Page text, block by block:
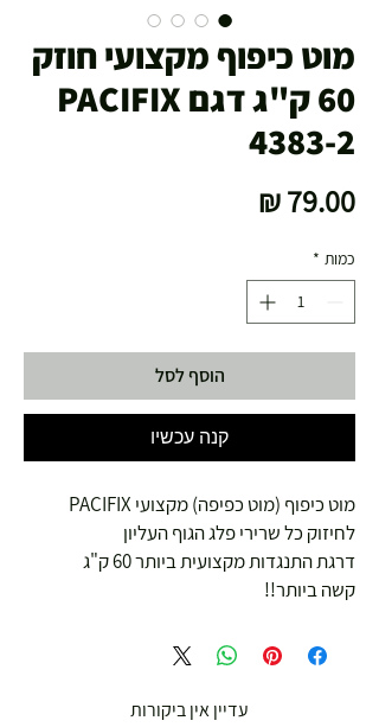
מוט כיפוף מקצועי חוזק
60 ק"ג דגם PACIFIX
4383-2
כמות *
הוסף לסל
קנה עכשיו
מוט כיפוף (מוט כפיפה) מקצועי PACIFIX
לחיזוק כל שרירי פלג הגוף העליון
דרגת התנגדות מקצועית ביותר 60 ק"ג
קשה ביותר!!
עדיין אין ביקורות